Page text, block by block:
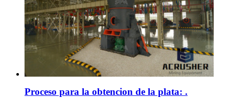
Proceso para la obtencion de la plata: .